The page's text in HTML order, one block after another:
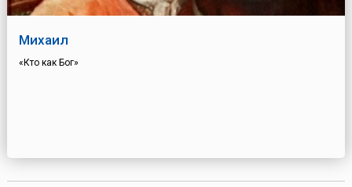
Михаил
«Кто как Бог»